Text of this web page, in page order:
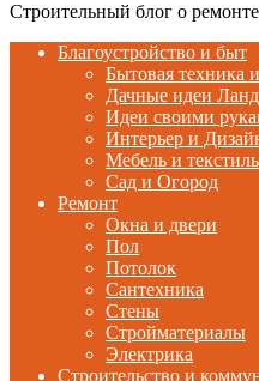
Строительный блог о
Благоустройство и быт
Бытовая техника
Дачные идеи
Идеи своими
Интерьер и
Мебель и текстиль
Сад и Огород
Ремонт
Окна и двери
Пол
Потолок
Сантехника
Стены
Стройматериалы
Электрика
Строительство и